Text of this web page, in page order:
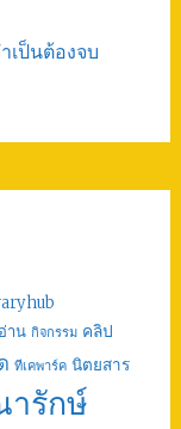
เป็นต้องจบ
าน กิจกรรม คลิป
ทีเคพาร์ค นิตยสาร
ารักษ์